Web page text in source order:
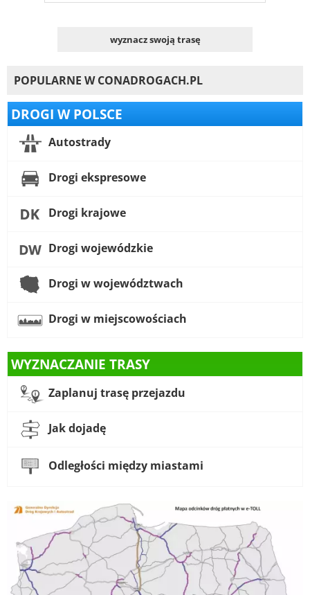
wyznacz swoją trasę
POPULARNE W CONADROGACH.PL
DROGI W POLSCE
Autostrady
Drogi ekspresowe
Drogi krajowe
Drogi wojewódzkie
Drogi w województwach
Drogi w miejscowościach
WYZNACZANIE TRASY
Zaplanuj trasę przejazdu
Jak dojadę
Odległości między miastami